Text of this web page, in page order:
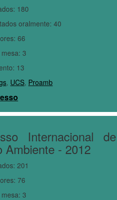
180
oralmente: 40
66
3
13
, UCS, Proamb
Internacional
Ambiente - 2012
201
76
3